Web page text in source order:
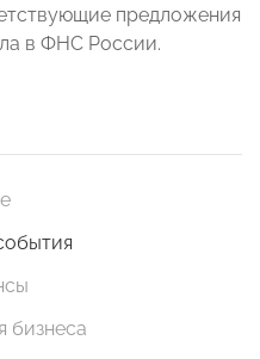
предложения
в ФНС России.
бизнеса